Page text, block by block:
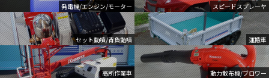
発電機/エンジン/モーター スピードスプレーヤ
セット動噴/背負動噴 運搬車
高所作業車 動力散布機/ブロワー